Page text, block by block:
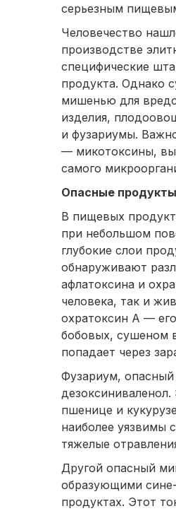
серьезным
Человечество
производстве
специфические
продукта. Однако
мишенью для
изделия,
и фузариумы.
— микотоксины,
самого
Опасные
В пищевых
при небольшом
глубокие слои
обнаруживают
афлатоксина и
человека, так и
охратоксин А —
бобовых, сушеном
попадает через
Фузариум,
пшенице и
наиболее уязвимы
тяжелые
Другой опасный
образующими
продуктах. Этот